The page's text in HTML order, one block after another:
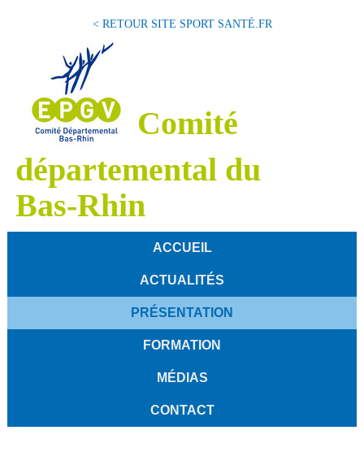
< RETOUR SITE SPORT SANTÉ.FR
Comité
départemental du
Bas-Rhin
ACCUEIL
ACTUALITÉS
PRÉSENTATION
FORMATION
MÉDIAS
CONTACT